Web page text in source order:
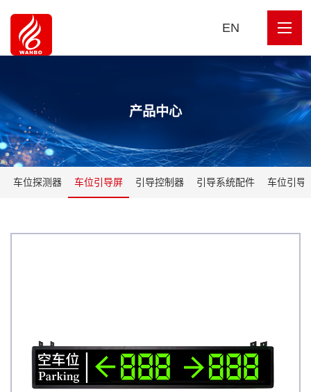
EN
产品中心
车位探测器 车位引导屏 引导控制器 引导系统配件 车位引导